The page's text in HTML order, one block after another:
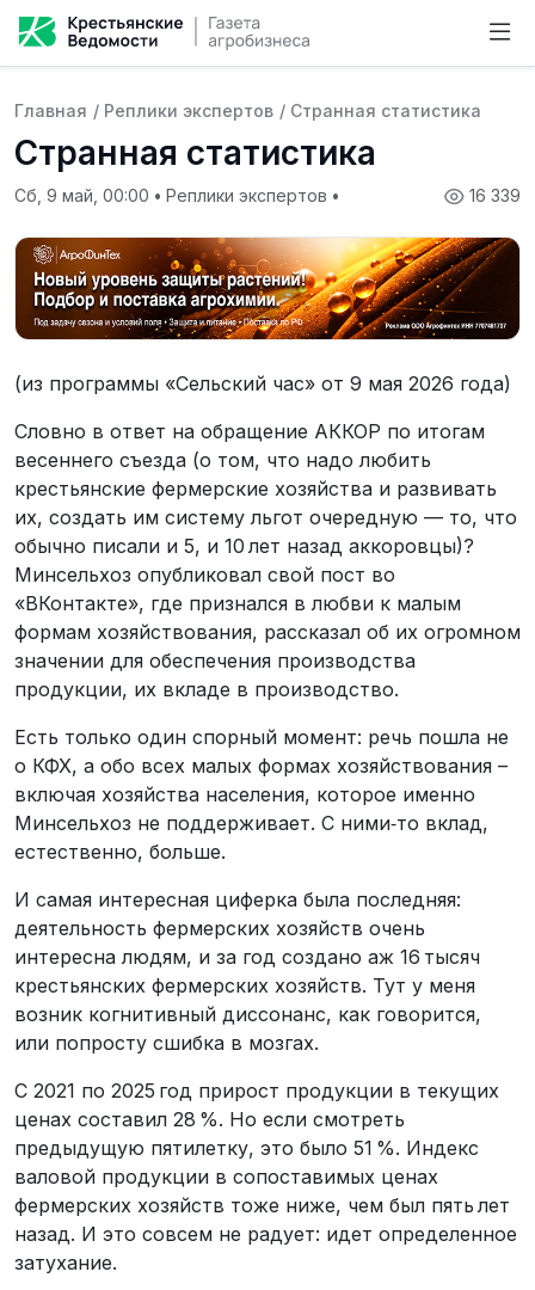
Главная / Реплики экспертов / Странная статистика
Странная статистика
16 339
Сб, 9 май, 00:00 • Реплики экспертов •
(из программы «Сельский час» от 9 мая 2026 года)
Словно в ответ на обращение АККОР по итогам
весеннего съезда (о том, что надо любить
крестьянские фермерские хозяйства и развивать
их, создать им систему льгот очередную — то, что
обычно писали и 5, и 10 лет назад аккоровцы)?
Минсельхоз опубликовал свой пост во
«ВКонтакте», где признался в любви к малым
формам хозяйствования, рассказал об их огромном
значении для обеспечения производства
продукции, их вкладе в производство.
Есть только один спорный момент: речь пошла не
о КФХ, а обо всех малых формах хозяйствования –
включая хозяйства населения, которое именно
Минсельхоз не поддерживает. С ними‑то вклад,
естественно, больше.
И самая интересная циферка была последняя:
деятельность фермерских хозяйств очень
интересна людям, и за год создано аж 16 тысяч
крестьянских фермерских хозяйств. Тут у меня
возник когнитивный диссонанс, как говорится,
или попросту сшибка в мозгах.
С 2021 по 2025 год прирост продукции в текущих
ценах составил 28 %. Но если смотреть
предыдущую пятилетку, это было 51 %. Индекс
валовой продукции в сопоставимых ценах
фермерских хозяйств тоже ниже, чем был пять лет
назад. И это совсем не радует: идет определенное
затухание.